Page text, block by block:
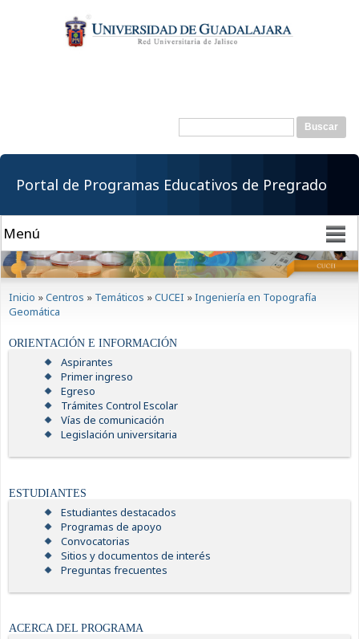
contenido
principal
Formulario de
Buscar
Portal de Programas Educativos de Pregrado
Inicio »Centros » Temáticos »CUCEI »Ingeniería en Topografía
Geomática
ORIENTACIÓN E INFORMACIÓN
Aspirantes
Primer ingreso
Egreso
Trámites Control Escolar
Vías de comunicación
Legislación universitaria
ESTUDIANTES
Estudiantes destacados
Programas de apoyo
Convocatorias
Sitios y documentos de interés
Preguntas frecuentes
ACERCA DEL PROGRAMA